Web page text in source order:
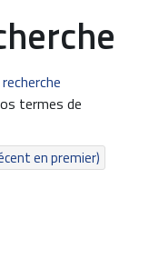
termes de
en premier)